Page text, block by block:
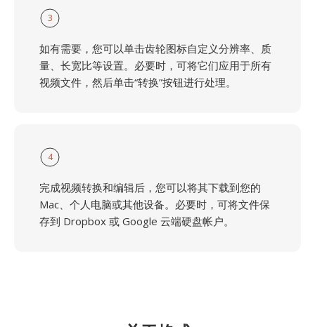
3
如有需要，您可以单击齿轮图标自定义分辨率、质
量、长宽比等设置。必要时，可将它们应用于所有
视频文件，然后单击“转换”按钮进行处理。
4
完成视频转换和编辑后，您可以将其下载到您的
Mac、个人电脑或其他设备。必要时，可将文件保
存到 Dropbox 或 Google 云端硬盘帐户。